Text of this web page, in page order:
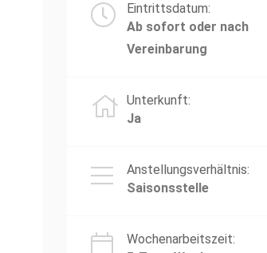
Eintrittsdatum:
Ab sofort oder nach
Vereinbarung
Unterkunft:
Ja
Anstellungsverhältnis:
Saisonsstelle
Wochenarbeitszeit: